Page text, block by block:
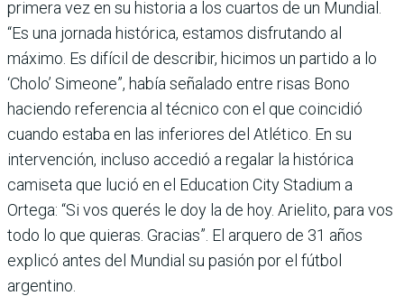
pri­mera vez en su historia a los cuartos de un Mundial.
“Es una jornada histórica, esta­mos disfrutando al
máximo. Es difícil de describir, hici­mos un partido a lo
‘Cholo’ Simeone”, había señalado entre risas Bono
haciendo referencia al técnico con el que coincidió
cuando estaba en las inferiores del Atlético. En su
intervención, incluso accedió a regalar la histórica
camiseta que lució en el Edu­cation City Stadium a
Ortega: “Si vos querés le doy la de hoy. Arielito, para vos
todo lo que quieras. Gracias”. El arquero de 31 años
explicó antes del Mundial su pasión por el fút­bol
argentino.